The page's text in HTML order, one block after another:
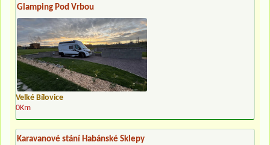
Glamping Pod Vrbou
Velké Bílovice
0Km
Karavanové stání Habánské Sklepy